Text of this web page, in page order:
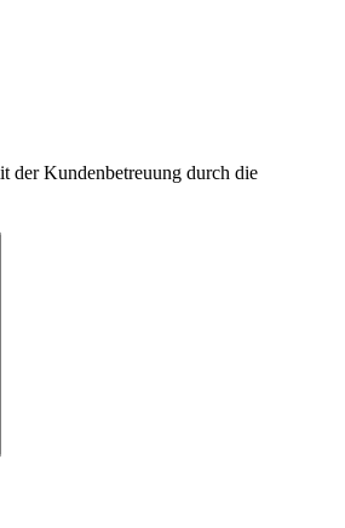
der Kundenbetreuung durch die